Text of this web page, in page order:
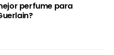
perfume para